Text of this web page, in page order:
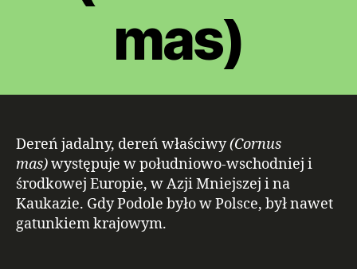
mas)
Dereń jadalny, dereń właściwy(Cornus
mas)występuje w południowo-wschodniej i
środkowej Europie, w Azji Mniejszej i na
Kaukazie. Gdy Podole było w Polsce, był nawet
gatunkiem krajowym.